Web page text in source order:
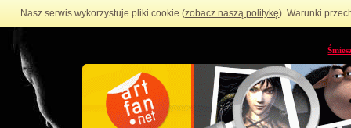
Nasz serwis wykorzystuje pliki cookie (zobacz naszą politykę). Warunki